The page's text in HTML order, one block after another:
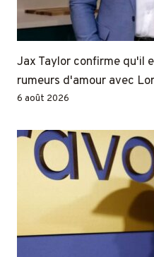
Jax Taylor confirme qu'il
rumeurs d'amour avec
6 août 2026